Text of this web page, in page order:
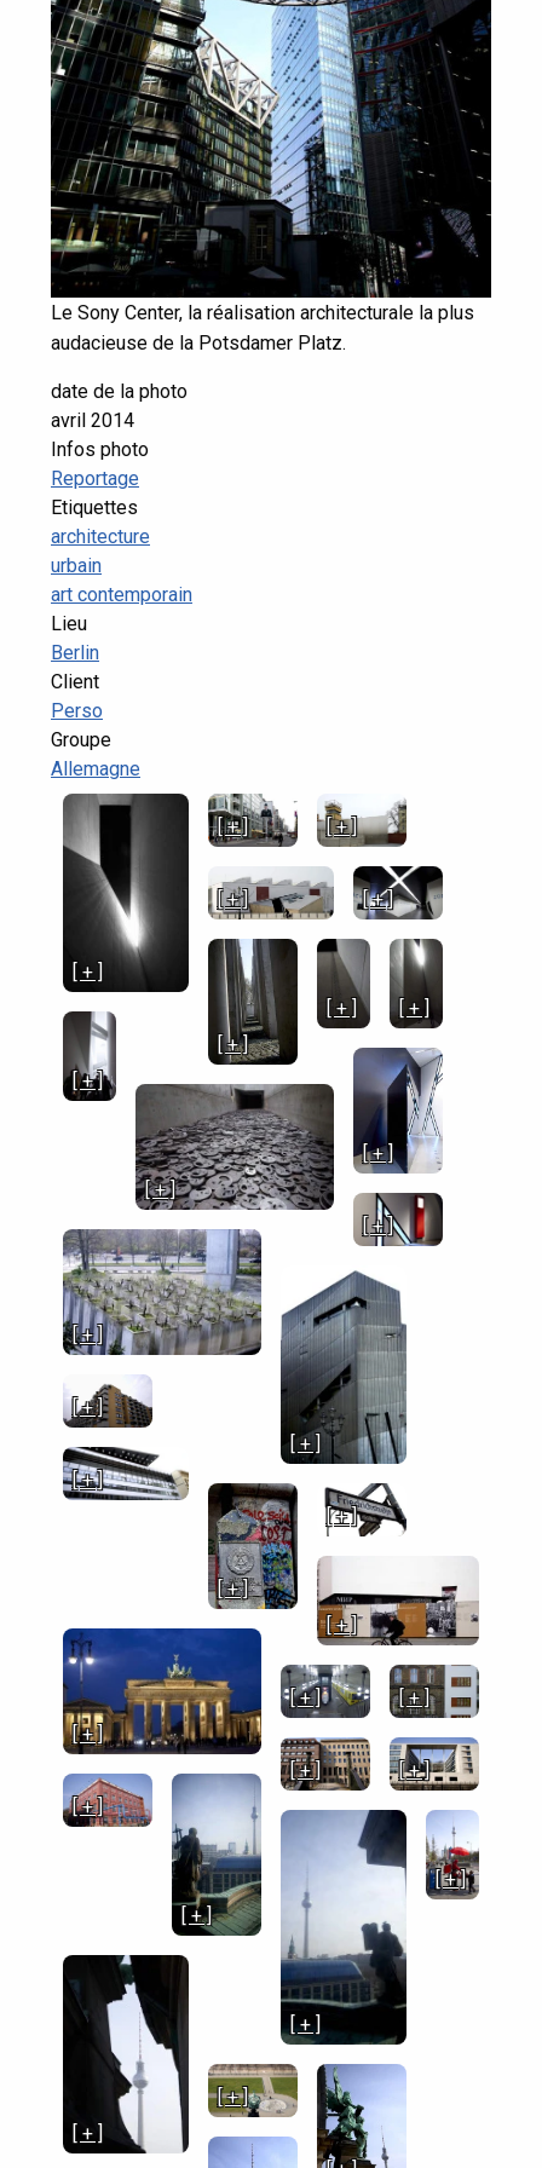
Le Sony Center, la réalisation architecturale la plus
audacieuse de la Potsdamer Platz.
date de la photo
avril 2014
Infos photo
Reportage
Etiquettes
architecture
urbain
art contemporain
Lieu
Berlin
Client
Perso
Groupe
Allemagne
[ + ]
[ + ] [ + ]
[ + ] [ + ]
[ + ]
[ + ] [ + ]
[ + ]
[ + ]
[ + ]
[ + ]
[ + ]
[ + ]
[ + ]
[ + ]
[ + ]
[ + ]
[ + ]
[ + ]
[ + ] [ + ]
[ + ]
[ + ]
[ + ]
[ + ]
[ + ]
[ + ]
[ + ]
[ + ]